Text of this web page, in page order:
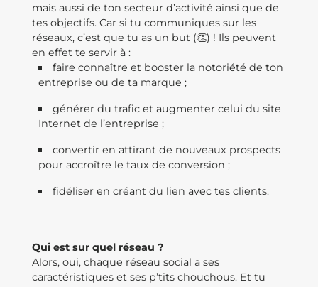
mais aussi de ton secteur d’activité ainsi que de
tes objectifs. Car si tu communiques sur les
réseaux, c’est que tu as un but (👏) ! Ils peuvent
en effet te servir à :
faire connaître et booster la notoriété de ton
entreprise ou de ta marque ;
générer du trafic et augmenter celui du site
Internet de l’entreprise ;
convertir en attirant de nouveaux prospects
pour accroître le taux de conversion ;
fidéliser en créant du lien avec tes clients.
Qui est sur quel réseau ?
Alors, oui, chaque réseau social a ses
caractéristiques et ses p’tits chouchous. Et tu